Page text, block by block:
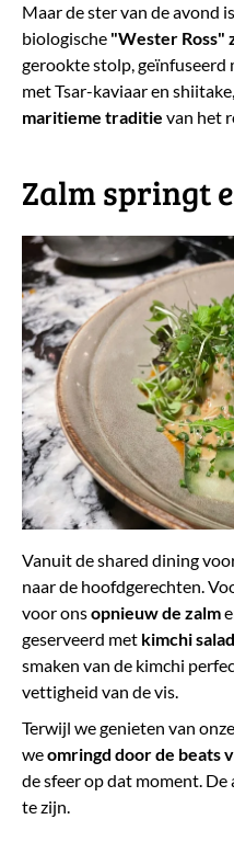
Maar de ster van de avond
biologische "Wester Ross"
gerookte stolp, geïnfuseerd
met Tsar-kaviaar en
maritieme traditie van het
​Zalm springt
Vanuit de shared dining
naar de hoofdgerechten.
voor onsopnieuw de zalm
geserveerd met kimchi
smaken van de kimchi
vettigheid van de vis.
Terwijl we genieten van
weomringd door de beats
de sfeer op dat moment.
te zijn.